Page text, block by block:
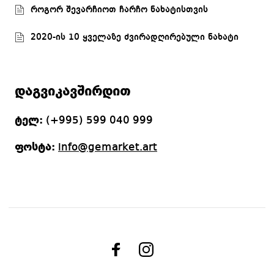
როგორ შევარჩიოთ ჩარჩო ნახატისთვის
2020-ის 10 ყველაზე ძვირადღირებული ნახატი
დაგვიკავშირდით
ტელ: (+995) 599 040 999
ფოსტა: info@gemarket.art